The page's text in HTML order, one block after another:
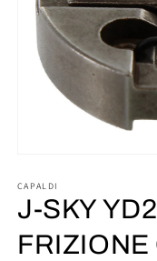
multimediali
in
modale
CAPALDI
J-SKY
FRIZIONE